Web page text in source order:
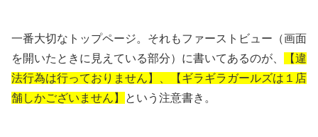
一番大切なトップページ。それもファーストビュー（画面
を開いたときに見えている部分）に書いてあるのが、
【違
法行為は行っておりません】、【ギラギラガールズは１店
舗しかございません】
という注意書き。